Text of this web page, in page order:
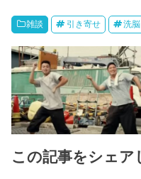
雑談 引き寄せ 洗脳
この記事をシェア